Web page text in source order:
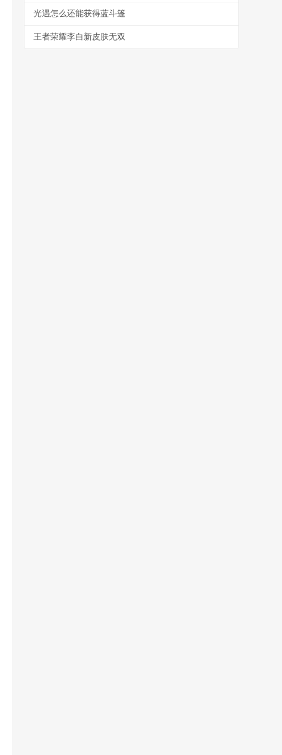
光遇怎么还能获得蓝斗篷
王者荣耀李白新皮肤无双